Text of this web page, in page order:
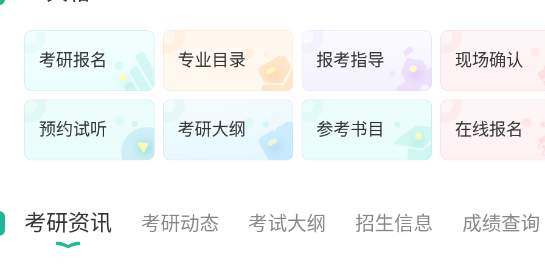
考研报名 专业目录 报考指导 现场确认
预约试听 考研大纲 参考书目 在线报名
考研资讯 考研动态 考试大纲 招生信息 成绩查询